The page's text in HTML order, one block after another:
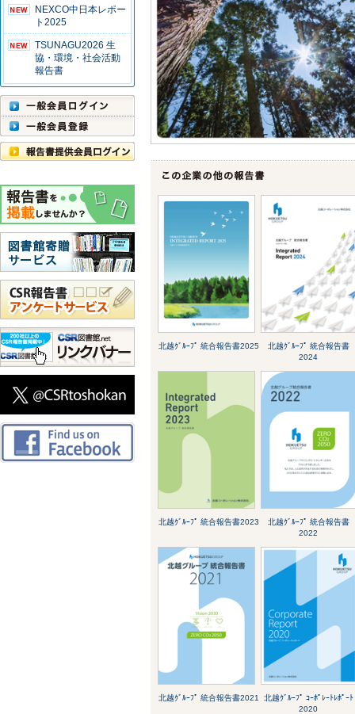
NEXCO中日本レポー
ト2025
TSUNAGU2026 生
協・環境・社会活動
報告書
北越ｸﾞﾙｰﾌﾟ 統合報告書2025
北越ｸﾞﾙｰﾌﾟ 統合報告書
2024
北越ｸﾞﾙｰﾌﾟ 統合報告書2023
北越ｸﾞﾙｰﾌﾟ 統合報告書
2022
北越ｸﾞﾙｰﾌﾟ 統合報告書2021
北越ｸﾞﾙｰﾌﾟ ｺｰﾎﾟﾚｰﾄﾚﾎﾟｰﾄ
2020